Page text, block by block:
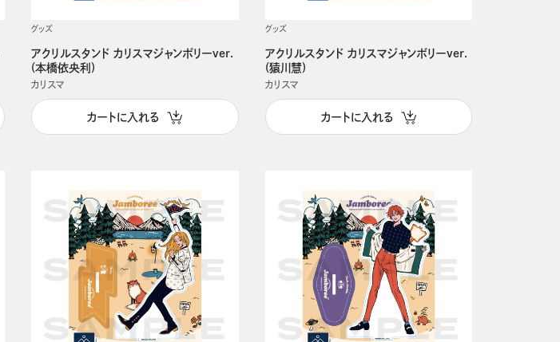
グッズ
アクリルスタンド カリスマジャンボリーver.
(本橋依央利)
カリスマ
カートに入れる
グッズ
アクリルスタンド カリスマジャンボリーver.
(猿川慧)
カリスマ
カートに入れる